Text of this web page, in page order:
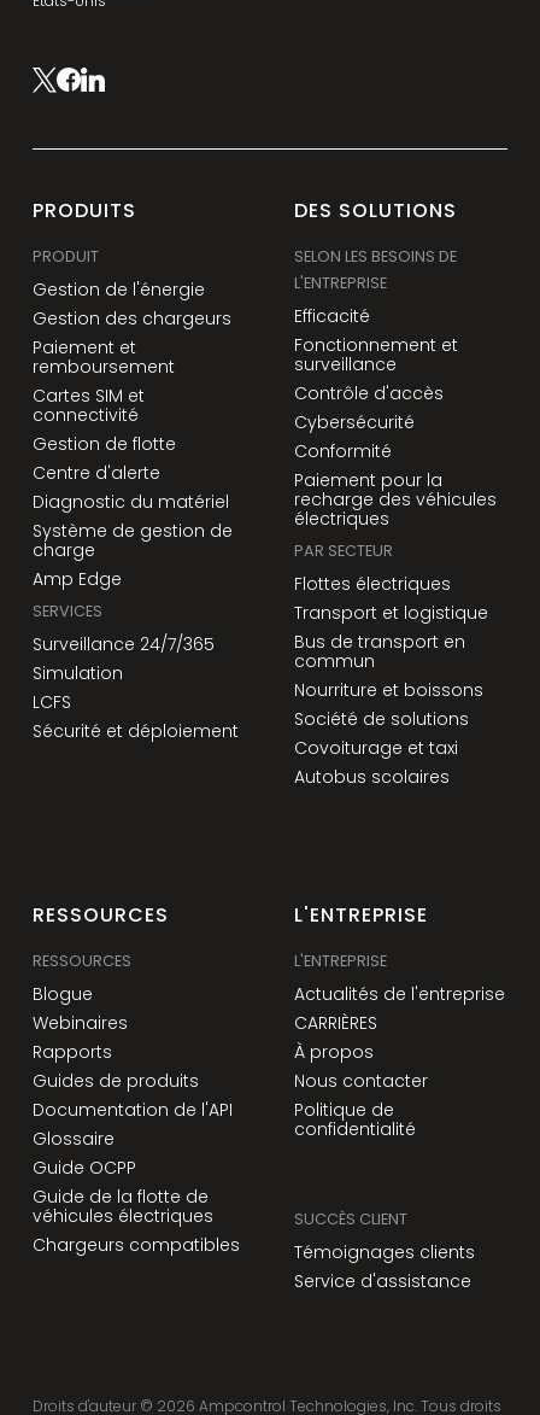
PRODUITS
PRODUIT
Gestion de l'énergie
Gestion des chargeurs
Paiement et
remboursement
Cartes SIM et
connectivité
Gestion de flotte
Centre d'alerte
Diagnostic du matériel
Système de gestion de
charge
Amp Edge
SERVICES
Surveillance 24/7/365
Simulation
LCFS
Sécurité et déploiement
DES SOLUTIONS
SELON LES BESOINS DE
L'ENTREPRISE
Efficacité
Fonctionnement et
surveillance
Contrôle d'accès
Cybersécurité
Conformité
Paiement pour la
recharge des véhicules
électriques
PAR SECTEUR
Flottes électriques
Transport et logistique
Bus de transport en
commun
Nourriture et boissons
Société de solutions
Covoiturage et taxi
Autobus scolaires
RESSOURCES
RESSOURCES
Blogue
Webinaires
Rapports
Guides de produits
Documentation de l'API
Glossaire
Guide OCPP
Guide de la flotte de
véhicules électriques
Chargeurs compatibles
L'ENTREPRISE
L'ENTREPRISE
Actualités de l'entreprise
CARRIÈRES
À propos
Nous contacter
Politique de
confidentialité
SUCCÈS CLIENT
Témoignages clients
Service d'assistance
Droits d'auteur © 2026 Ampcontrol Technologies, Inc. Tous droits